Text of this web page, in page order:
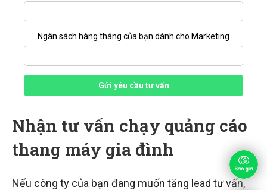
Ngân sách hàng tháng của bạn dành cho Marketing
Gửi yêu cầu tư vấn
Nhận tư vấn chạy quảng cáo
thang máy gia đình
Nếu công ty của bạn đang muốn tăng lead tư vấn,